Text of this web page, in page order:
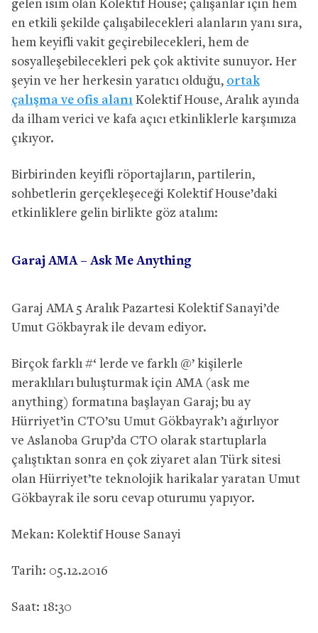
gelen isim olan Kolektif House; çalışanlar için hem
en etkili şekilde çalışabilecekleri alanların yanı sıra,
hem keyifli vakit geçirebilecekleri, hem de
sosyalleşebilecekleri pek çok aktivite sunuyor. Her
şeyin ve her herkesin yaratıcı olduğu, ortak
çalışma ve ofis alanı Kolektif House, Aralık ayında
da ilham verici ve kafa açıcı etkinliklerle karşımıza
çıkıyor.
Birbirinden keyifli röportajların, partilerin,
sohbetlerin gerçekleşeceği Kolektif House’daki
etkinliklere gelin birlikte göz atalım:
Garaj AMA – Ask Me Anything
Garaj AMA 5 Aralık Pazartesi Kolektif Sanayi’de
Umut Gökbayrak ile devam ediyor.
Birçok farklı #‘ lerde ve farklı @’ kişilerle
meraklıları buluşturmak için AMA (ask me
anything) formatına başlayan Garaj; bu ay
Hürriyet’in CTO’su Umut Gökbayrak’ı ağırlıyor
ve Aslanoba Grup’da CTO olarak startuplarla
çalıştıktan sonra en çok ziyaret alan Türk sitesi
olan Hürriyet’te teknolojik harikalar yaratan Umut
Gökbayrak ile soru cevap oturumu yapıyor.
Mekan: Kolektif House Sanayi
Tarih: 05.12.2016
Saat: 18:30